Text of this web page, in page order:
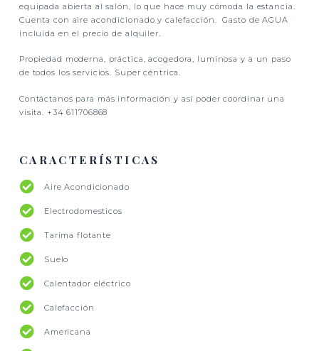
equipada abierta al salón, lo que hace muy cómoda la estancia.
Cuenta con aire acondicionado y calefacción. Gasto de AGUA
incluida en el precio de alquiler.
Propiedad moderna, práctica, acogedora, luminosa y a un paso
de todos los servicios. Super céntrica.
Contáctanos para más información y así poder coordinar una
visita. +34 611706868
CARACTERÍSTICAS
Aire Acondicionado
Electrodomesticos
Tarima flotante
Suelo
Calentador eléctrico
Calefacción
Americana